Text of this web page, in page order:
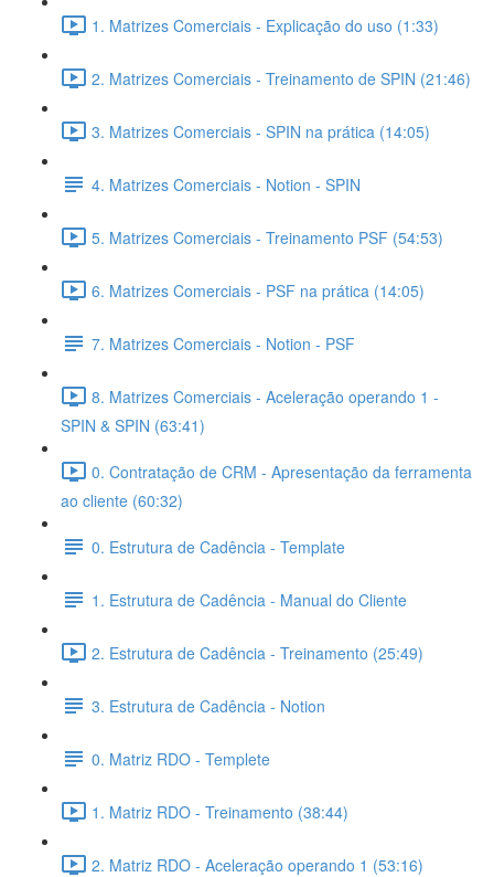
1. Matrizes Comerciais - Explicação do uso (1:33)
2. Matrizes Comerciais - Treinamento de SPIN (21:46)
3. Matrizes Comerciais - SPIN na prática (14:05)
4. Matrizes Comerciais - Notion - SPIN
5. Matrizes Comerciais - Treinamento PSF (54:53)
6. Matrizes Comerciais - PSF na prática (14:05)
7. Matrizes Comerciais - Notion - PSF
8. Matrizes Comerciais - Aceleração operando 1 -
SPIN & SPIN (63:41)
0. Contratação de CRM - Apresentação da ferramenta
ao cliente (60:32)
0. Estrutura de Cadência - Template
1. Estrutura de Cadência - Manual do Cliente
2. Estrutura de Cadência - Treinamento (25:49)
3. Estrutura de Cadência - Notion
0. Matriz RDO - Templete
1. Matriz RDO - Treinamento (38:44)
2. Matriz RDO - Aceleração operando 1 (53:16)